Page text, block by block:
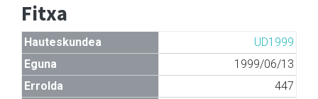
Fitxa
Hauteskundea
UD1999
Eguna
1999/06/13
Errolda
447